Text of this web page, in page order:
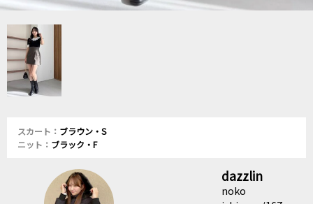
スカート： ブラウン・S
ニット： ブラック・F
dazzlin
noko